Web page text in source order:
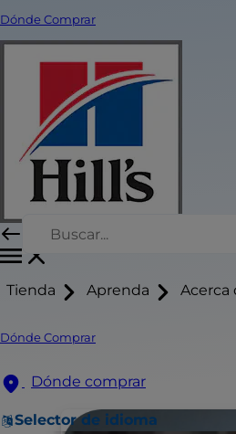
Dónde Comprar
Tienda Aprenda Acerca
Dónde Comprar
Dónde comprar
Selector de idioma